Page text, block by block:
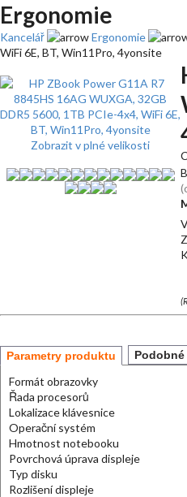
Ergonomie
Kancelář Ergonomie
WiFi 6E, BT, Win11Pro, 4yonsite
Zobrazit v plné velikosti
Parametry produktu
Formát obrazovky
Řada procesorů
Lokalizace klávesnice
Operační systém
Hmotnost notebooku
Povrchová úprava displeje
Typ disku
Rozlišení displeje